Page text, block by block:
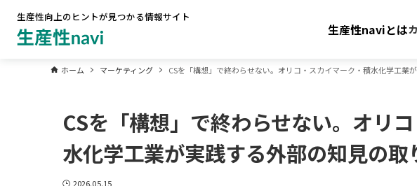
生産性向上のヒントが見つかる情報サイト
生産性naviとは
ホーム マーケティング CSを「構想」で終わらせない。オリコ・スカイマーク・積水化学工業
CSを「構想」で終わらせない。オリ
水化学工業が実践する外部の知見の取
2026.05.15